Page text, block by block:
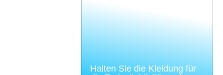
Halten Sie die Kleidung für